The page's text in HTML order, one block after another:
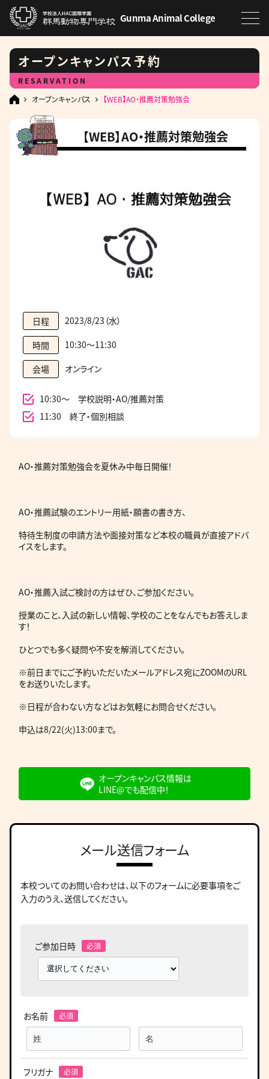
Gunma Animal College
オープンキャンパス予約
RESARVATION
オープンキャンパス
【WEB】AO・推薦対策勉強会
【WEB】AO・推薦対策勉強会
日程 2023/8/23（水）
時間 10:30～11:30
会場 オンライン
10:30～ 学校説明・AO/推薦対策
11:30 終了・個別相談
AO・推薦対策勉強会を夏休み中毎日開催！
AO・推薦試験のエントリー用紙・願書の書き方、
特待生制度の申請方法や面接対策など本校の職員が直接アドバ
イスをします。
AO・推薦入試ご検討の方はぜひ、ご参加ください。
授業のこと、入試の新しい情報、学校のことをなんでもお答えしま
す！
ひとつでも多く疑問や不安を解消してください。
※前日までにご予約いただいたメールアドレス宛にZOOMのURL
をお送りいたします。
※日程が合わない方などはお気軽にお問合せください。
申込は8/22(火)13:00まで。
オープンキャンパス情報は
LINE@でも配信中！
メール送信フォーム
本校ついてのお問い合わせは、以下のフォームに必要事項をご
入力のうえ、送信してください。
ご参加日時
お名前
フリガナ